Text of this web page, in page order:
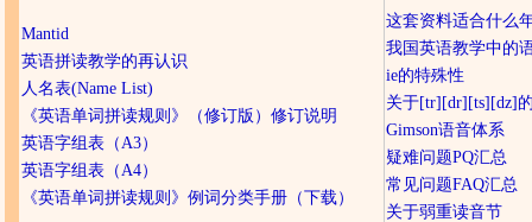
Mantid
英语拼读教学的再认识
人名表(Name List)
《英语单词拼读规则》（修订版）修订说明
英语字组表（A3）
英语字组表（A4）
《英语单词拼读规则》例词分类手册（下载）
这套资料适合什么
我国英语教学中的
ie的特殊性
关于[tr][dr][ts][dz]
Gimson语音体系
疑难问题PQ汇总
常见问题FAQ汇总
关于弱重读音节